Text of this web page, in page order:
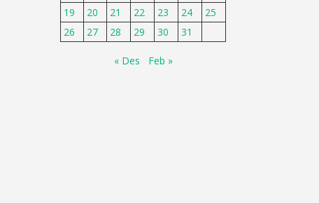
19
20 21 22 23 24
25
26
27 28 29 30 31
« Des Feb »